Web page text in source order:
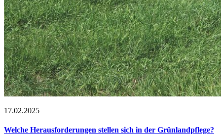
17.02.2025
Welche Herausforderungen stellen sich in der Grünlandpflege?